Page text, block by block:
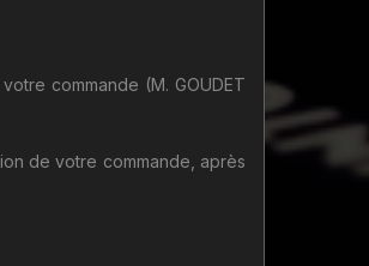
commande (M. GOUDET
de votre commande, après